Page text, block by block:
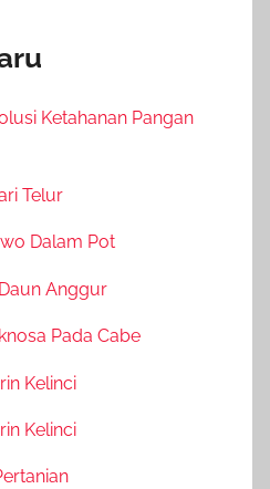
Ketahanan Pangan
Telur
Dalam Pot
Anggur
Pada Cabe
Kelinci
Kelinci